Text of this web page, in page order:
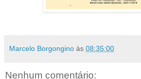
Marcelo Borgongino às 08:35:00
Nenhum comentário: